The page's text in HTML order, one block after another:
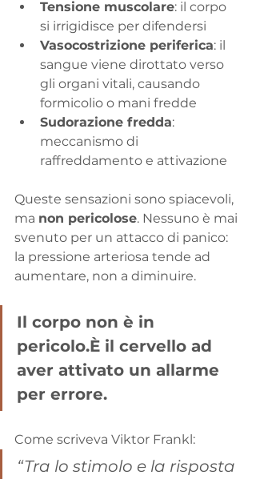
Tensione muscolare: il corpo
si irrigidisce per difendersi
Vasocostrizione periferica: il
sangue viene dirottato verso
gli organi vitali, causando
formicolio o mani fredde
Sudorazione fredda:
meccanismo di
raffreddamento e attivazione
Queste sensazioni sono spiacevoli,
ma non pericolose. Nessuno è mai
svenuto per un attacco di panico:
la pressione arteriosa tende ad
aumentare, non a diminuire.
Il corpo non è in
pericolo.È il cervello ad
aver attivato un allarme
per errore.
Come scriveva Viktor Frankl:
“Tra lo stimolo e la risposta